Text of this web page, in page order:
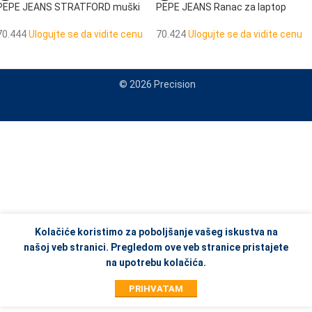
JEANS STRATFORD muški
Ulogujte se da vidite cenu
PEPE JEANS Ranac za laptop
70.424Ulogujte se da vidite cenu
© 2026 Precision
Kolačiće koristimo za poboljšanje vašeg iskustva na
našoj veb stranici. Pregledom ove veb stranice pristajete
na upotrebu kolačića.
PRIHVATAM